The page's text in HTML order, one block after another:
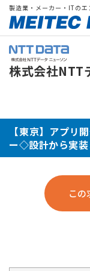
製造業・メーカー・ITのエ
株式会社NTT
【東京】アプリ
ー◇設計から実装
この